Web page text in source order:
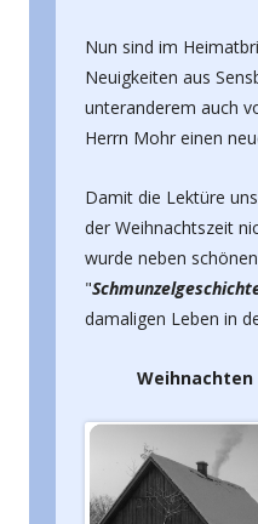
Nun sind im
Neuigkeiten aus
unteranderem auch
Herrn Mohr einen
Damit die Lektüre
der Weihnachtszeit
wurde neben
"
damaligen Leben in
Weihnachten